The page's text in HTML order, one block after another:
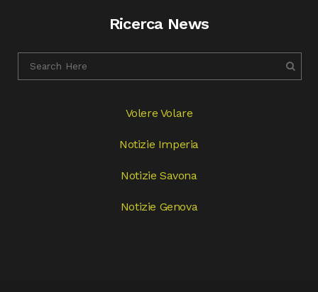
Ricerca News
Volere Volare
Notizie Imperia
Notizie Savona
Notizie Genova